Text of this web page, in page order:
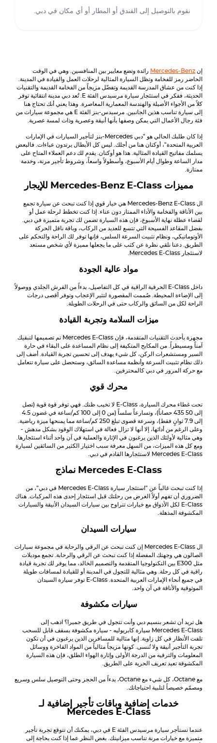
نقوم بالتوصيل إلى الفندق أو المطار أو أي مكان في دبي.
إن Mercedes-Benz رائدة وتضع معايير بين المنافسين. وهي في الوقت
الحاضر رمز للفخامة وتظل السيارة المثالية لرحلات العمل والقيادة في المدينة.
إذا كنت من عشاق المدرسة القديمة وتفضّل مزيجاً من الفخامة القديمة والتقنيات
الحديثة، ففكر في استئجار سيارة مرسيدس الفئة E. تُعد دبي مدينة انتقائية توفر
كلاً من الأجواء الأصيلة والهندسة المعمارية المعاصرة. وهذا يعني أنك تحتاج هنا
إلى سيارة تناسب هذين الجانبين. مرسيدس-بنز الفئة E هي مجموعة سيارات من
فئة رجال الأعمال التي يمكن وصفها بأنها أنيقة وعصرية وذات لمسة عصرية.
إذا كان طلبك الحالي هو "دبي Mercedes -بنز لتأجير السيارات في الإمارات
العربية المتحدة"، أوكتان هنا من أجلك. ليس كل الأبطال يرتدون عباءات. فالبعض
يسلمك مفاتيح القيادة المثالية. هذا هو أوكتان. يقدم لك دعم العملاء المتاح على
مدار الساعة وطوال أيام الأسبوع، وأسطولاً واسعاً، وشروط تأجير مرنة، وخدمة
ممتازة.
مميزات Mercedes-Benz E-Class للإيجار
ال Mercedes-Benz E-Class
هي خيار قوي إذا كنت تبحث عن سيارة تجمع
بين الأناقة والفخامة والأداء الممتاز دون عناء. إذا كنت تخطط لرحلة عمل أو
لقضاء عطلة نهاية الأسبوع، فإن هذه السيارة تضمن لك تجربة متميزة في دبي.
بفضل المقاعد الفسيحة التي تتسع للعديد من الركاب، وباقة ناقل الحركة
الأوتوماتيكي، ونظام تثبيت السرعة السلس، فإنها توفر لك الراحة والتحكم على
الطريق. دعنا نلقي نظرة عن كثب على ما يجعلها مميزة لأي شخص مستعد
لاستئجار
Mercedes E-Class
مواد عالية الجودة
داخل E-Class
الحرفية الراقية في كل التفاصيل، بدءاً من الفرش الجلدي ووصولاً
إلى الإضاءة المحيطة. صُممت المقصورة لتثير الإعجاب وتوفر أقصى درجات
الراحة لكل من السائق والركاب حتى في الرحلات الطويلة.
ميزات السلامة وتجربة القيادة
مجهزة بأحدث التقنيات المتقدمة، فإن Mercedes E-Class
تم تصميمها لتبقيك
آمناً ومسيطراً. من المكابح المتكيفة إلى نظام المساعدة على البقاء في حارة
السير ومستشعرات الركن، كل شيء يهدف إلى تحسين تجربة القيادة. أضف إلى
ذلك نظام تثبيت السرعة وأنظمة مساعدة السائق، وستحصل على سيارة تتعامل
مع حركة المرور في دبي كالمحترفين.
محرك قوي
تحت غطاء محرك السيارة، E-Class لا تخيب ظنك. فهي توفر قوة قوية (تصل
إلى 50 435 حصاناً)، وتسارعاً سلساً (من 0 إلى 100 كم/ساعة في غضون 4.5
إلى 7.9 ثوانٍ فقط)، وسرعة قصوى تبلغ 250 كم/ساعة مما يمنحها ميزة رياضية.
وعلى الرغم من أدائها، إلا أنها لا تزال فعالة في استهلاك الوقود بشكل مدهش -
وهي مثالية لأولئك الذين يرغبون في الإثارة والعملية في آن واحد أثناء استئجارها.
ومع كل هذه الميزات، من السهل معرفة سبب اختيار الكثير من السائقين لسيارة
Mercedes E-Class لاستئجارها القادم في دبي.
Mercedes E-Class نماذج
إذا كنت تبحث غالباً عن "استئجار سيارة Mercedes E-Class
في دبي"، من
الضروري أن تفهم أولاً الغرض من رحلتك قبل استئجار إحدى هذه المركبات. هناك
E-Class لكل الأذواق مع خيارات تتراوح بين سيارات السيدان الأنيقة والسيارات
المكشوفة المذهلة.
سيارات السيدان
ال Mercedes E-Class
إن كنت تبحث عن الرقي والرحابة في مجموعة سيارات
الصالون هي وجهتك المفضلة إذا كنت تبحث عن الرقي والرحابة. تجمع موديلات
مثل E300 بين التكنولوجيا المتقدمة والتصميم الخالد، مما يوفر لك تجربة قيادة
راقية في كل رحلة. وهي مثالية للتجول في المدينة أو للقيادة لمسافات طويلة
في جميع أنحاء الإمارات العربية المتحدة. E-Class توفر سيارة السيدان
الموثوقية والأناقة في آن واحد.
سيارات مكشوفة
هل تريد أن تشعر بنسيم دبي وأنت تتجول في طريق جميرا؟ اذهب إلى
Mercedes E-Class
سيارة كابريوليه - سيارة مكشوفة بسقف قابل للسحب
تلفت الأنظار في كل زاوية. إنها مثالية للمسافرين الذين يرغبون في أن تكون
تجربة التأجير أنيقة ولا تُنسى. كونها مزيجاً مثالياً من المواد الفاخرة ووسائل
المعلومات والترفيه من الدرجة الأولى وإثارة الهواء الطلق، فإن هذه السيارة
المكشوفة تعيد تعريف الحرية على الطريق.
مع Octane، كل شيء مع Octane، بدءاً من الحجز وحتى التوصيل سلس وسريع
ومصمّم خصيصاً لتلبية احتياجاتك.
خدمات إضافية وباقات تأجير إضافية لـ
Mercedes E-Class
عندما تستأجر سيارة مرسيدس الفئة E في دبي، يمكنك أن تتوقع تجربة تأجير
متميزة مع خيارات مرنة تناسب ميزانيتك. بغض النظر عما إذا كنت بحاجة إلى